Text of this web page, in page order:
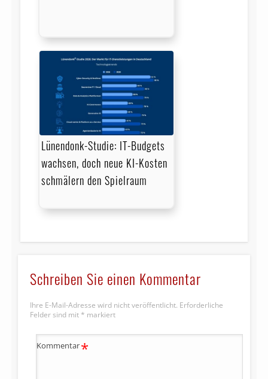
Lünendonk-Studie: IT-Budgets
wachsen, doch neue KI-Kosten
schmälern den Spielraum
Schreiben Sie einen Kommentar
Ihre E-Mail-Adresse wird nicht veröffentlicht. Erforderliche
Felder sind mit * markiert
Kommentar*